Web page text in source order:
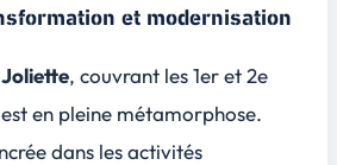
et modernisation
, couvrant les 1er et 2e
en pleine métamorphose.
dans les activités